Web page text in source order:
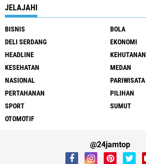
JELAJAHI
BISNIS
BOLA
DELI SERDANG
EKONOMI
HEADLINE
KEHUTANAN
KESEHATAN
MEDAN
NASIONAL
PARIWISATA
PERTAHANAN
PILIHAN
SPORT
SUMUT
OTOMOTIF
@24jamtop